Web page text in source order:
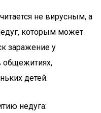
не вирусным, а
которым может
заражение у
общежитиях,
детей.
недуга: